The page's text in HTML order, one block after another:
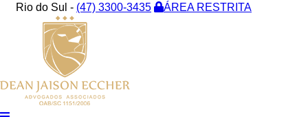
Rio do Sul - (47) 3300-3435 ÁREA RESTRITA